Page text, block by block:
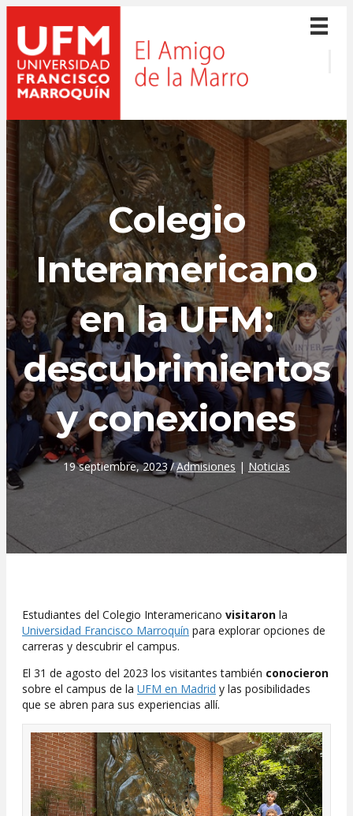
Colegio
Interamericano
en la UFM:
descubrimientos
y conexiones
19 septiembre, 2023 /Admisiones | Noticias
Estudiantes del Colegio Interamericano visitaron la
Universidad Francisco Marroquín para explorar opciones de
carreras y descubrir el campus.
El 31 de agosto del 2023 los visitantes también conocieron
sobre el campus de la UFM en Madrid y las posibilidades
que se abren para sus experiencias allí.